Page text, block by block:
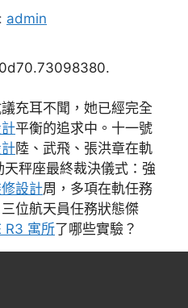
admin
充耳不聞，她已經完全
平衡的追求中。十一號
陸、武飛、張洪章在軌
秤座最終裁決儀式：強
設計周，多項在軌任務
位航天員任務狀態傑
R3 寓所了哪些實驗？